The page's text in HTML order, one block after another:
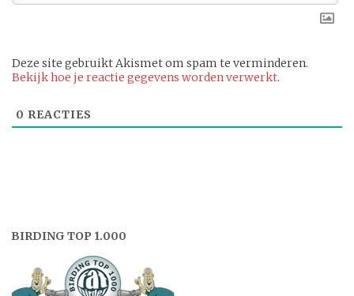
Deze site gebruikt Akismet om spam te verminderen.
Bekijk hoe je reactie gegevens worden verwerkt.
0 REACTIES
BIRDING TOP 1.000